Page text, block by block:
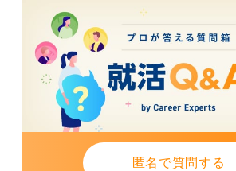
匿名で質問する